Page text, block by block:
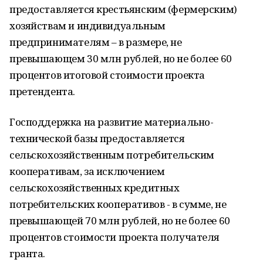
предоставляется крестьянским (фермерским)
хозяйствам и индивидуальным
предпринимателям – в размере, не
превышающем 30 млн рублей, но не более 60
процентов итоговой стоимости проекта
претендента.
Господдержка на развитие материально-
технической базы предоставляется
сельскохозяйственным потребительским
кооперативам, за исключением
сельскохозяйственных кредитных
потребительских кооперативов - в сумме, не
превышающей 70 млн рублей, но не более 60
процентов стоимости проекта получателя
гранта.